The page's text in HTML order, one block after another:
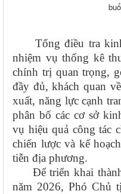
Tổng điều tra kinh
nhiệm vụ thống kê
chính trị quan trọng,
đầy đủ, khách quan
xuất, năng lực cạnh
phân bố các cơ sở
vụ hiệu quả công tác
chiến lược và kế
tiễn địa phương.
Để triển khai thành
năm 2026, Phó Chủ